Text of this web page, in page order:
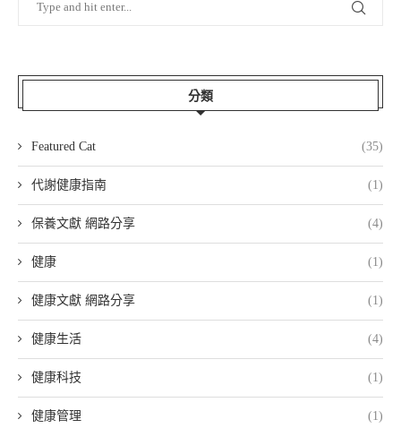
分類
Featured Cat (35)
代謝健康指南 (1)
保養文獻 網路分享 (4)
健康 (1)
健康文獻 網路分享 (1)
健康生活 (4)
健康科技 (1)
健康管理 (1)